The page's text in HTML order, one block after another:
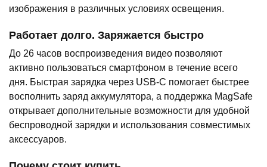
изображения в различных условиях освещения.
Работает долго. Заряжается быстро
До 26 часов воспроизведения видео позволяют
активно пользоваться смартфоном в течение всего
дня. Быстрая зарядка через USB-C помогает быстрее
восполнить заряд аккумулятора, а поддержка MagSafe
открывает дополнительные возможности для удобной
беспроводной зарядки и использования совместимых
аксессуаров.